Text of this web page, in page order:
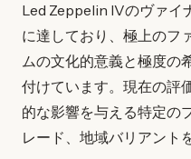
Led Zeppelin IVのヴァイ
に達しており、極上のフ
ムの文化的意義と極度の
付けています。現在の評
的な影響を与える特定の
レード、地域バリアント